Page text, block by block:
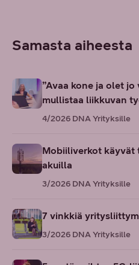
Samasta aiheesta
”Avaa kone ja olet
mullistaa liikkuvan
4/2026 DNA Yrityksille
Mobiiliverkot käyvät
akuilla
3/2026 DNA Yrityksille
7 vinkkiä
3/2026 DNA Yrityksille